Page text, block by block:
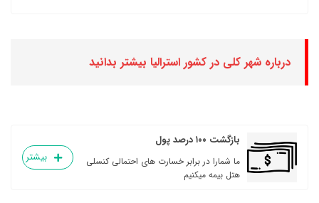
درباره شهر کلی در کشور استرالیا بیشتر بدانید
بازگشت ۱۰۰ درصد پول
ما شمارا در برابر خسارت های احتمالی کنسلی
هتل بیمه میکنیم
بیشتر